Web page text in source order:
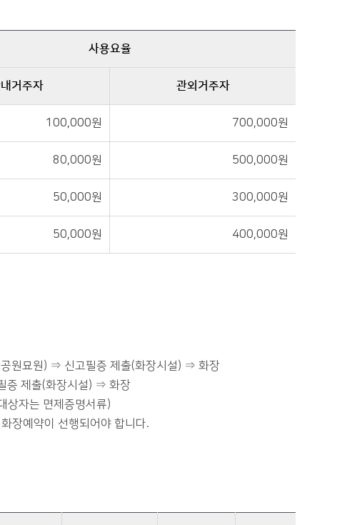
사용요율
거주자 관외거주자
100,000원 700,000원
80,000원 500,000원
50,000원 300,000원
50,000원 400,000원
공원묘원) ⇒ 신고필증 제출(화장시설) ⇒ 화장
증 제출(화장시설) ⇒ 화장
상자는 면제증명서류)
장예약이 선행되어야 합니다.